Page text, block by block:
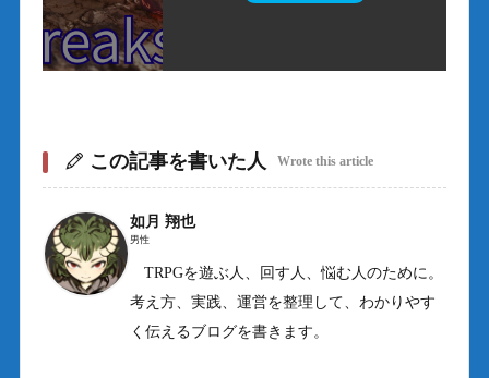
この記事を書いた人 Wrote this article
如月 翔也
男性
TRPGを遊ぶ人、回す人、悩む人のために。
考え方、実践、運営を整理して、わかりやす
く伝えるブログを書きます。